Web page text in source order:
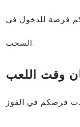
فرصة للدخول في
السحب.